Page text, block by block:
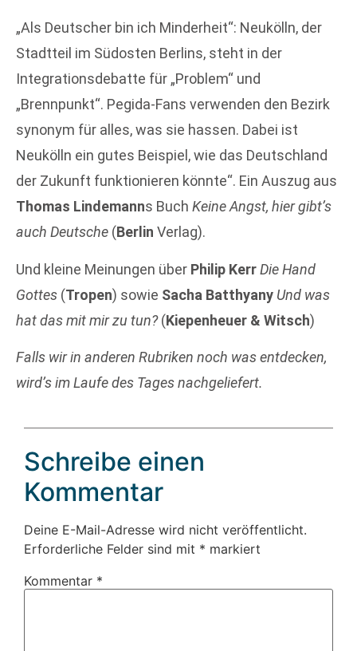
„Als Deutscher bin ich Minderheit“: Neukölln, der
Stadtteil im Südosten Berlins, steht in der
Integrationsdebatte für „Problem“ und
„Brennpunkt“. Pegida-Fans verwenden den Bezirk
synonym für alles, was sie hassen. Dabei ist
Neukölln ein gutes Beispiel, wie das Deutschland
der Zukunft funktionieren könnte“. Ein Auszug aus
Thomas Lindemanns Buch Keine Angst, hier gibt’s
auch Deutsche (Berlin Verlag).
Und kleine Meinungen über Philip KerrDie Hand
Gottes (Tropen) sowie Sacha Batthyany Und was
hat das mit mir zu tun?(Kiepenheuer & Witsch)
Falls wir in anderen Rubriken noch was entdecken,
wird’s im Laufe des Tages nachgeliefert.
Schreibe einen
Kommentar
Deine E-Mail-Adresse wird nicht veröffentlicht.
Erforderliche Felder sind mit * markiert
Kommentar *